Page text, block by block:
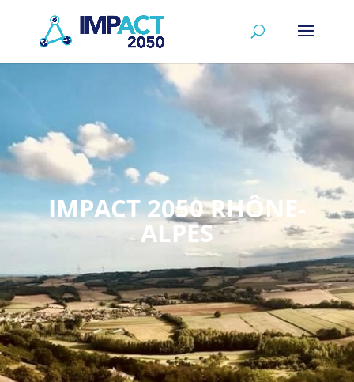
IMPACT 2050 RHÔNE-
ALPES